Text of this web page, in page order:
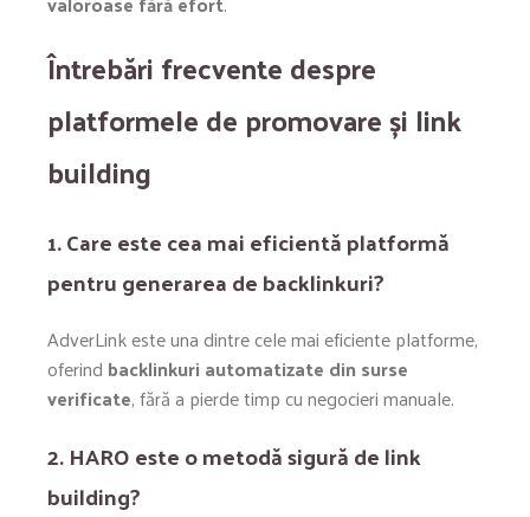
Întrebări frecvente despre
platformele de promovare și link
building
1. Care este cea mai eficientă platformă
pentru generarea de backlinkuri?
AdverLink este una dintre cele mai eficiente platforme,
oferind backlinkuri automatizate din surse
verificate, fără a pierde timp cu negocieri manuale.
2. HARO este o metodă sigură de link
building?